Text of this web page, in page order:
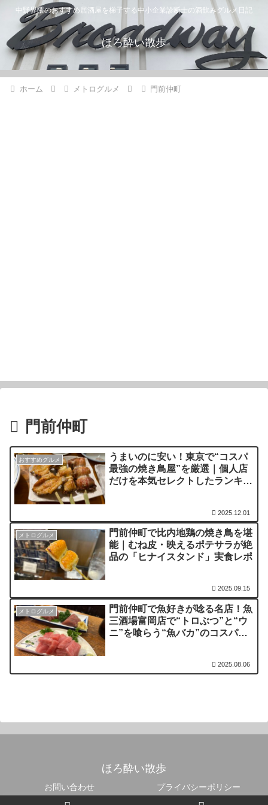
中野界隈のおすすめ居酒屋を梯子する中小企業診断士の酒飲みグルメ日記
ほろ酔い散歩
ホーム メトログルメ 門前仲町
門前仲町
おすすめグルメ
うまいのに安い！東京で“コスパ
最強の焼き鳥屋”を厳選｜個人店
だけを本気セレクトしたランキン
2025.12.01
メトログルメ
門前仲町で比内地鶏の焼き鳥を堪
能｜むね皮・映えるポテサラが絶
品の「ヒナイスタンド」実食レポ
2025.09.15
メトログルメ
門前仲町で魚好きが唸る名店！魚
三酒場富岡店で“トロぶつ”と“ウ
ニ”を喰らう“魚バカ”のコスパ抜
2025.08.06
ほろ酔い散歩
お問い合わせ プライバシーポリシー